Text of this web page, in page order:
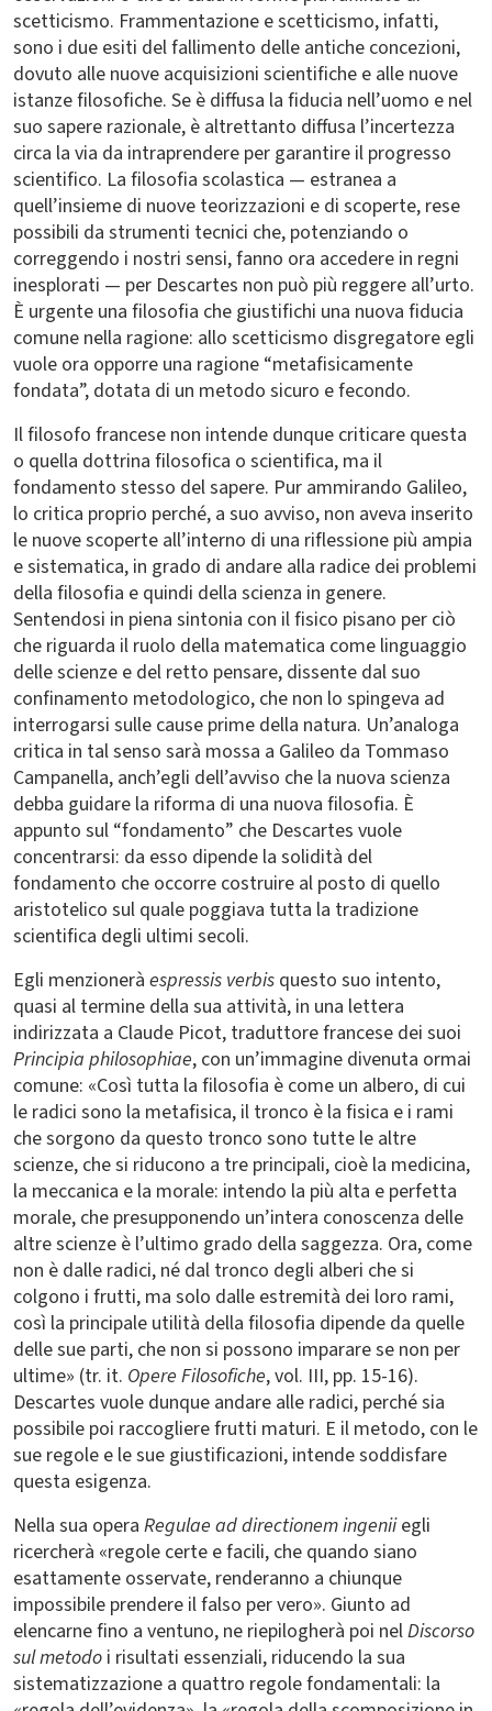
scetticismo. Frammentazione e scetticismo, infatti,
sono i due esiti del fallimento delle antiche concezioni,
dovuto alle nuove acquisizioni scientifiche e alle nuove
istanze filosofiche. Se è diffusa la fiducia nell’uomo e nel
suo sapere razionale, è altrettanto diffusa l’incertezza
circa la via da intraprendere per garantire il progresso
scientifico. La filosofia scolastica — estranea a
quell’insieme di nuove teorizzazioni e di scoperte, rese
possibili da strumenti tecnici che, potenziando o
correggendo i nostri sensi, fanno ora accedere in regni
inesplorati — per Descartes non può più reggere all’urto.
È urgente una filosofia che giustifichi una nuova fiducia
comune nella ragione: allo scetticismo disgregatore egli
vuole ora opporre una ragione “metafisicamente
fondata”, dotata di un metodo sicuro e fecondo.
Il filosofo francese non intende dunque criticare questa
o quella dottrina filosofica o scientifica, ma il
fondamento stesso del sapere. Pur ammirando Galileo,
lo critica proprio perché, a suo avviso, non aveva inserito
le nuove scoperte all’interno di una riflessione più ampia
e sistematica, in grado di andare alla radice dei problemi
della filosofia e quindi della scienza in genere.
Sentendosi in piena sintonia con il fisico pisano per ciò
che riguarda il ruolo della matematica come linguaggio
delle scienze e del retto pensare, dissente dal suo
confinamento metodologico, che non lo spingeva ad
interrogarsi sulle cause prime della natura. Un’analoga
critica in tal senso sarà mossa a Galileo da Tommaso
Campanella, anch’egli dell’avviso che la nuova scienza
debba guidare la riforma di una nuova filosofia. È
appunto sul “fondamento” che Descartes vuole
concentrarsi: da esso dipende la solidità del
fondamento che occorre costruire al posto di quello
aristotelico sul quale poggiava tutta la tradizione
scientifica degli ultimi secoli.
Egli menzionerà espressis verbis questo suo intento,
quasi al termine della sua attività, in una lettera
indirizzata a Claude Picot, traduttore francese dei suoi
Principia philosophiae, con un’immagine divenuta ormai
comune: «Così tutta la filosofia è come un albero, di cui
le radici sono la metafisica, il tronco è la fisica e i rami
che sorgono da questo tronco sono tutte le altre
scienze, che si riducono a tre principali, cioè la medicina,
la meccanica e la morale: intendo la più alta e perfetta
morale, che presupponendo un’intera conoscenza delle
altre scienze è l’ultimo grado della saggezza. Ora, come
non è dalle radici, né dal tronco degli alberi che si
colgono i frutti, ma solo dalle estremità dei loro rami,
così la principale utilità della filosofia dipende da quelle
delle sue parti, che non si possono imparare se non per
ultime» (tr. it. Opere Filosofiche, vol. III, pp. 15-16).
Descartes vuole dunque andare alle radici, perché sia
possibile poi raccogliere frutti maturi. E il metodo, con le
sue regole e le sue giustificazioni, intende soddisfare
questa esigenza.
Nella sua opera Regulae ad directionem ingeniiegli
ricercherà «regole certe e facili, che quando siano
esattamente osservate, renderanno a chiunque
impossibile prendere il falso per vero». Giunto ad
elencarne fino a ventuno, ne riepilogherà poi nelDiscorso
sul metodo i risultati essenziali, riducendo la sua
sistematizzazione a quattro regole fondamentali: la